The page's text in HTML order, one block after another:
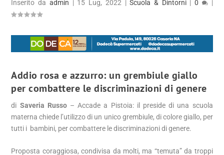
Inserito da admin | 15 Lug, 2022 |Scuola & Dintorni|0 |
Addio rosa e azzurro: un grembiule giallo
per combattere le discriminazioni di genere
di Saveria Russo– Accade a Pistoia: il preside di una scuola
materna chiede l’utilizzo di un unico grembiule, di colore giallo, per
tutti i bambini, per combattere le discriminazioni di genere.
Proposta coraggiosa, condivisa da molti, ma “temuta” da troppi